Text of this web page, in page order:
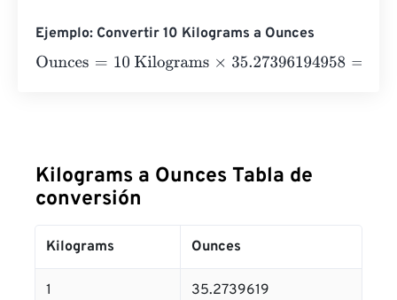
Ejemplo: Convertir 10 Kilograms a Ounces
Ounces= 10 Kilograms×35.27396194958=352.7396195
Kilograms a Ounces Tabla de
conversión
Kilograms Ounces
1 35.2739619